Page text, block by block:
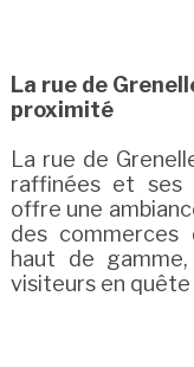
La rue de
proximité
La rue de
raffinées et ses
offre une
des
haut de
visiteurs en